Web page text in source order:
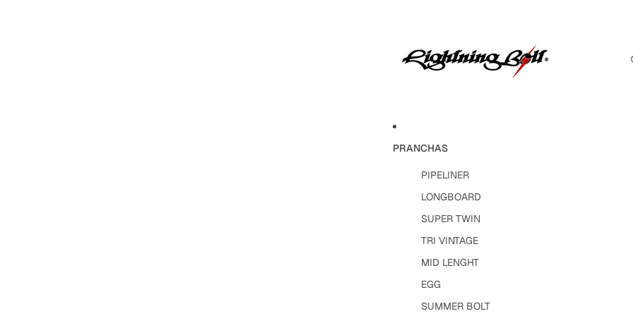
PRANCHAS
PIPELINER
LONGBOARD
SUPER TWIN
TRI VINTAGE
MID LENGHT
EGG
SUMMER BOLT